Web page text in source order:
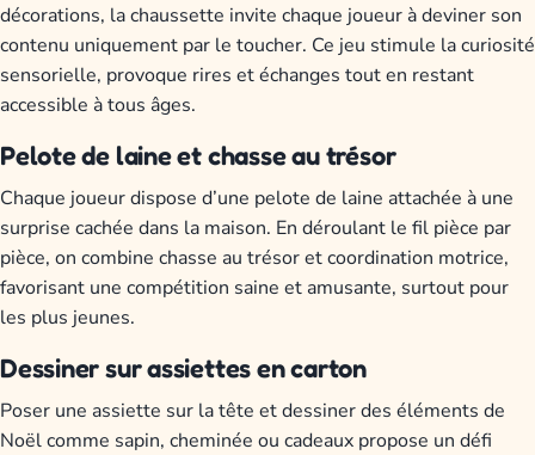
décorations, la chaussette invite chaque joueur à deviner son
contenu uniquement par le toucher. Ce jeu stimule la curiosité
sensorielle, provoque rires et échanges tout en restant
accessible à tous âges.
Pelote de laine et chasse au trésor
Chaque joueur dispose d’une pelote de laine attachée à une
surprise cachée dans la maison. En déroulant le fil pièce par
pièce, on combine chasse au trésor et coordination motrice,
favorisant une compétition saine et amusante, surtout pour
les plus jeunes.
Dessiner sur assiettes en carton
Poser une assiette sur la tête et dessiner des éléments de
Noël comme sapin, cheminée ou cadeaux propose un défi